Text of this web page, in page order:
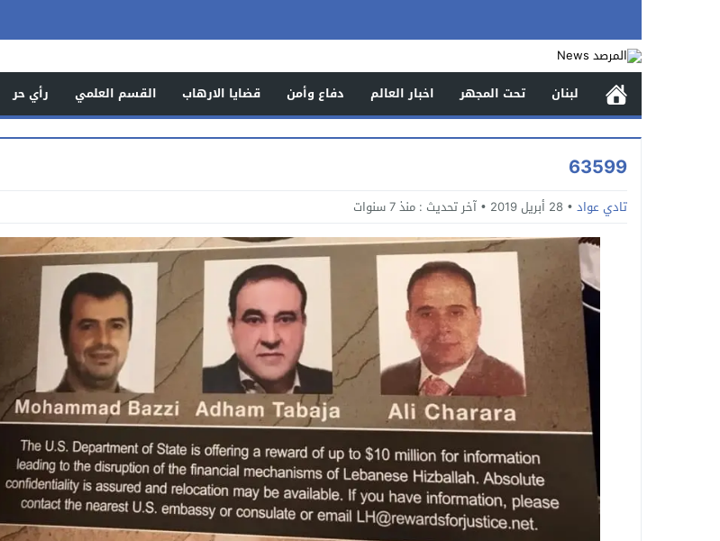
لبنان تحت المجهر اخبار العالم دفاع وأمن قضايا الارهاب القسم العلمي رأي حر
63599
تادي عواد 28 أبريل 2019 آخر تحديث : منذ 7 سنوات